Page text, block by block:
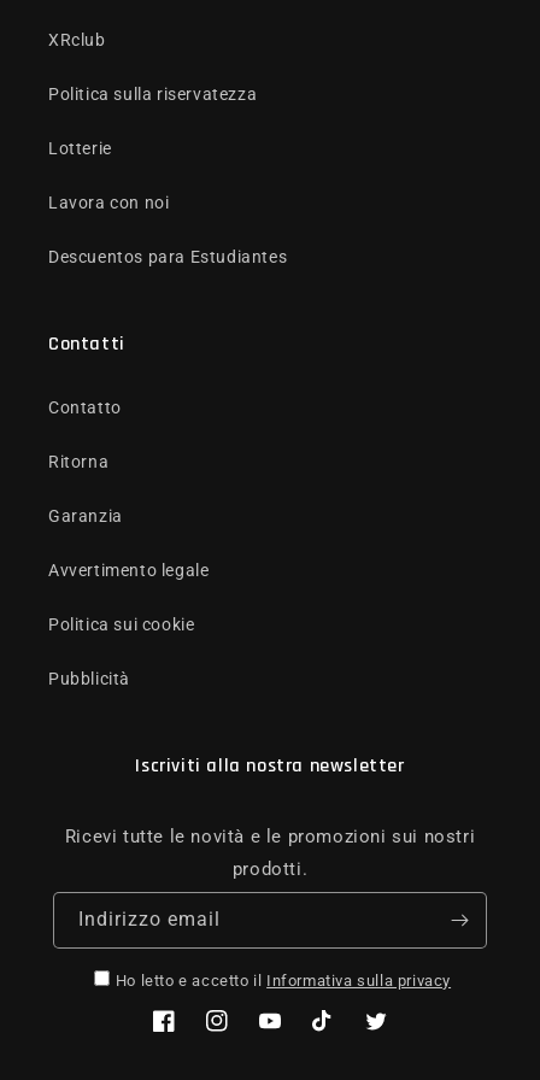
XRclub
Politica sulla riservatezza
Lotterie
Lavora con noi
Descuentos para Estudiantes
Contatti
Contatto
Ritorna
Garanzia
Avvertimento legale
Politica sui cookie
Pubblicità
Iscriviti alla nostra newsletter
Ricevi tutte le novità e le promozioni sui nostri
prodotti.
Indirizzo email
Ho letto e accetto il Informativa sulla privacy
FacebookInstagramYouTubeTikTok Twitter